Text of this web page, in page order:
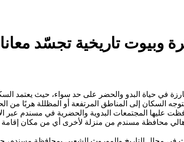
وبيوت تاريخية تجسّد
في حياة البدو والحضر على حد سواء، حيث يعتمد
السكان إلى المناطق المرتفعة أو المظللة هربًا من
عليها المجتمعات البدوية والحضرية في مسندم عبر
محافظة مسندم من منزلة لأخرى أي من مكان إقامة